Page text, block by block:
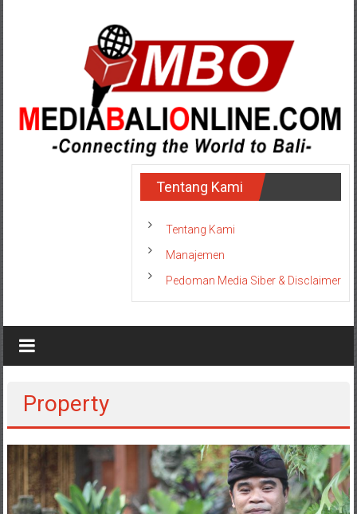
MediaBaliOnlineTentang Kami
Tentang Kami
Manajemen
Pedoman Media Siber & Disclaimer
Property